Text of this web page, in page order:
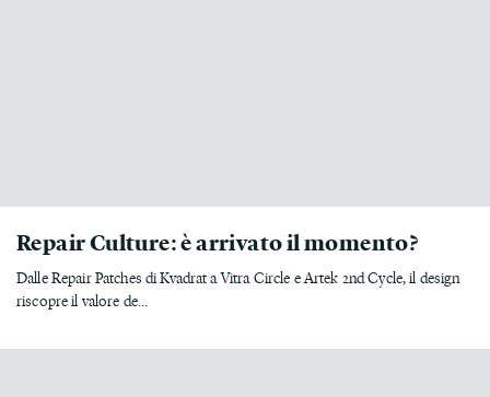
Repair Culture: è arrivato il momento?
Dalle Repair Patches di Kvadrat a Vitra Circle e Artek 2nd Cycle, il design
riscopre il valore de...